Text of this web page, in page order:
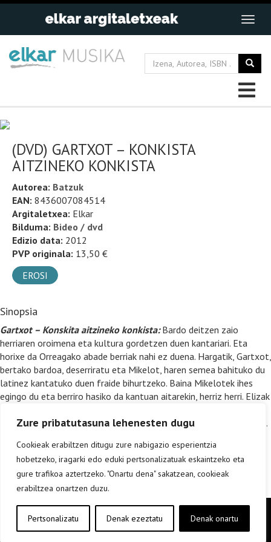
Zure pribatutasuna lehenesten dugu
Cookieak erabiltzen ditugu zure nabigazio esperientzia
hobetzeko, iragarki edo eduki pertsonalizatuak eskaintzeko eta
gure trafikoa aztertzeko. "Onartu dena" sakatzean, cookieak
erabiltzea onartzen duzu.
Pertsonalizatu Denak ezeztatu Denak onartu
(DVD) GARTXOT – KONKISTA
AITZINEKO KONKISTA
Autorea: Batzuk
EAN: 8436007084514
Argitaletxea: Elkar
Bilduma: Bideo / dvd
Edizio data: 2012
PVP originala: 13,50 €
EROSI
Sinopsia
Gartxot – Konskita aitzineko konkista:Bardo deitzen zaio
herriaren oroimena eta kultura gordetzen duen kantariari. Eta
horixe da Orreagako abade berriak nahi ez duena. Hargatik, Gartxot,
bertako bardoa, deserriratu eta Mikelot, haren semea bahituko du
latinez kantatuko duen fraide bihurtzeko. Baina Mikelotek ihes
egingo du eta berriro hasiko da kantuan aitarekin, herriz herri. Elizak
beldugarrien esku utziko du aita-semeak harrapatzea. Tragedia XII.
Copyright © elkar Argitaletxeak 2019
Lege oharra
Cookie politika